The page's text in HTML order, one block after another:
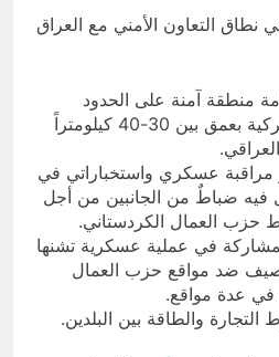
نطاق التعاون الأمني مع العراق
منطقة آمنة على الحدود
العراقية-التركية بعمق بين 30-40 كيلومتراً
مراقبة عسكري واستخباراتي في
فيه ضباطٌ من الجانبين من أجل
حزب العمال الكردستاني.
في عملية عسكرية تشنها
ضد مواقع حزب العمال
في عدة مواقع.
والطاقة بين البلدين.